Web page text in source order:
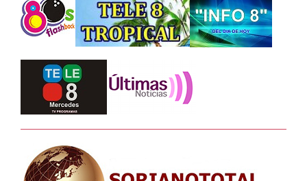
Tele 8 Tropical – bloque 01
Junta Dptal. de Soriano